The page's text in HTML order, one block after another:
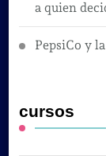
a quien
PepsiCo y
cursos